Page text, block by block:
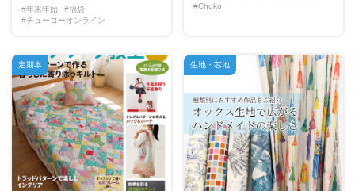
#年末年始
#福袋
#チューコーオンライン
#Chuko
定期本 生地・芯地